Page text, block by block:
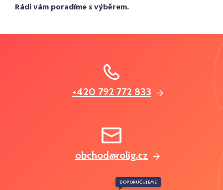
Rádi vám poradíme s výběrem.
+420 792 772 833
obchod@rolig.cz
DOPORUČUJEME